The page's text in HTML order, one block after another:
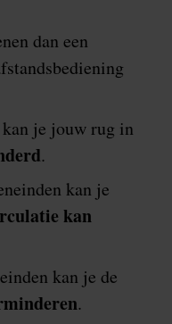
dan een
je jouw rug in
.
kan je
kan
kan je de
.